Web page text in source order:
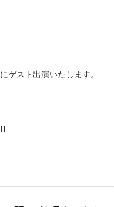
ゲスト出演いたします。